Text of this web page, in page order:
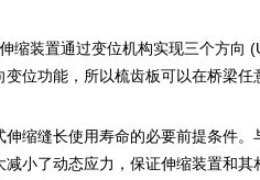
装置通过变位机构实现三个方向 (Ux
位功能，所以梳齿板可以在桥梁任
缩缝长使用寿命的必要前提条件。
小了动态应力，保证伸缩装置和